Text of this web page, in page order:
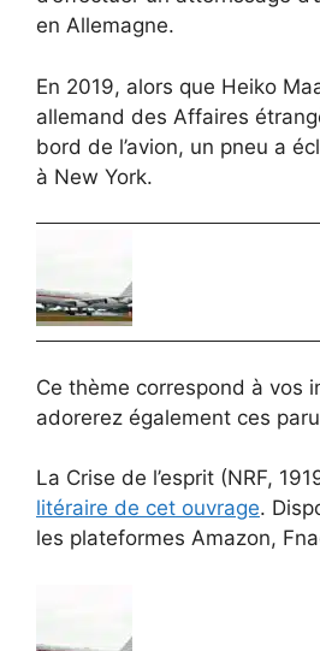
en Allemagne.
En 2019, alors que Heiko
allemand des Affaires
bord de l’avion, un pneu a
à New York.
Ce thème correspond à vos
adorerez également ces
La Crise de l’esprit (NRF,
litéraire de cet ouvrage.
les plateformes Amazon,